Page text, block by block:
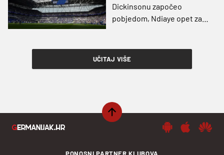
Dickinsonu započeo
pobjedom, Ndiaye opet za
UČITAJ VIŠE